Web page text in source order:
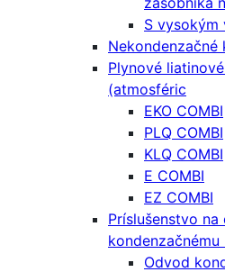
S vysokým
Nekondenzačné
Plynové
(atmosféric
EKO COMBI
PLQ COMBI
KLQ COMBI
E COMBI
EZ COMBI
Príslušenstvo
kondenzačnému
Odvod